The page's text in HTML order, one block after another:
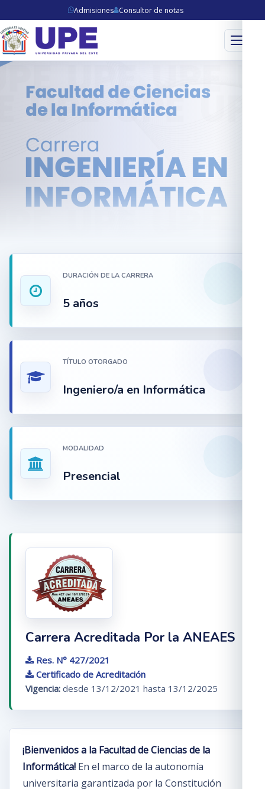
Admisiones Consultor de notas
Menú
DURACIÓN DE LA CARRERA
5 años
TÍTULO OTORGADO
Ingeniero/a en Informática
MODALIDAD
Presencial
Carrera Acreditada Por la ANEAES
Res. N° 427/2021
Certificado de Acreditación
Vigencia: desde 13/12/2021 hasta 13/12/2025
¡Bienvenidos a la Facultad de Ciencias de la
Informática! En el marco de la autonomía
universitaria garantizada por la Constitución